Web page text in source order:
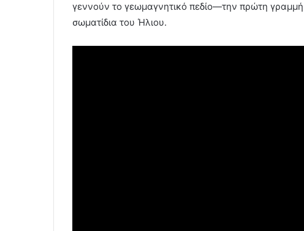
γεννούν το γεωμαγνητικό πεδίο—την πρώτη
σωματίδια του Ήλιου.